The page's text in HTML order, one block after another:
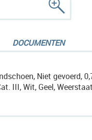
Niet gevoerd,
III, Wit, Geel,
DOCUMENTEN